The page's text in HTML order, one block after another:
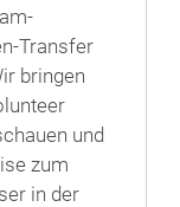
Transfer
bringen
und
zum
in der